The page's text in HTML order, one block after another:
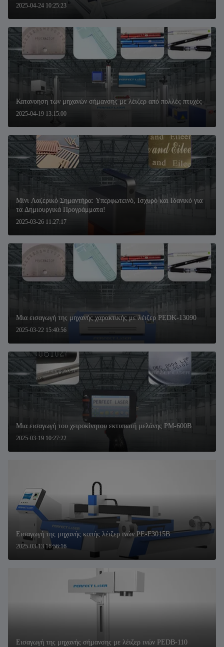
2025-04-24 10:25:23
2025-04-19 13:15:00
Κατανοηση των μηχανών σήμανσης με λέιζερ από πολλές πτυχές
2025-03-26 11:27:17
Μίνι Λαζερικό Σημαντήρα: Υπερφωτεινό, Ισχυρό και Ιδανικό για
τα Δημιουργικά Προγράμματα!
2025-03-22 15:40:56
Μια εισαγωγή της μηχανής χαρακτικής με λέιζερ PEDK-13090
2025-03-19 10:27:22
Μια εισαγωγή του χειροκίνητου εκτυπωτή μελάνης PM-600B
2025-03-13 16:56:16
Εισαγωγή της μηχανής κοπής λέιζερ ινών PE-F3015B
Εισαγωγή της μηχανής σήμανσης με λέιζερ ινών PEDB-110